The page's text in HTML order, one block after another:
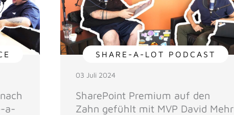
a-
SHARE-A-LOT PODCAST
03 Juli 2024
SharePoint Premium auf den
Zahn gefühlt mit MVP David Mehr